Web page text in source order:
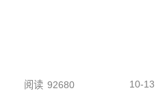
阅读 92680 10-13